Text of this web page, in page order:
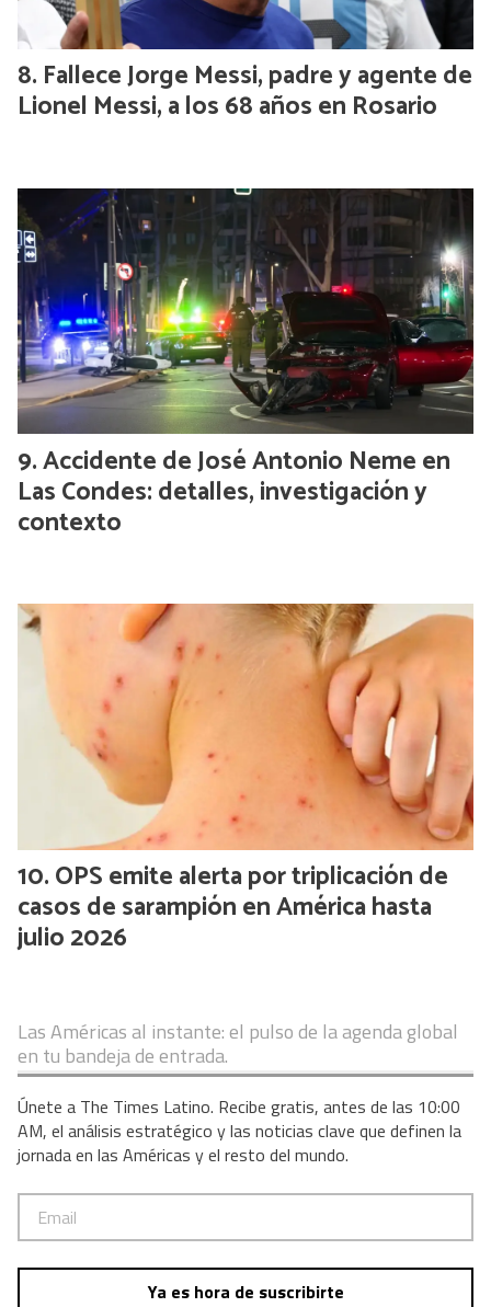
Fallece Jorge Messi, padre y agente de
Lionel Messi, a los 68 años en Rosario
Accidente de José Antonio Neme en
Las Condes: detalles, investigación y
contexto
OPS emite alerta por triplicación de
casos de sarampión en América hasta
julio 2026
Las Américas al instante: el pulso de la agenda global
en tu bandeja de entrada.
Únete a The Times Latino. Recibe gratis, antes de las 10:00
AM, el análisis estratégico y las noticias clave que definen la
jornada en las Américas y el resto del mundo.
Ya es hora de suscribirte